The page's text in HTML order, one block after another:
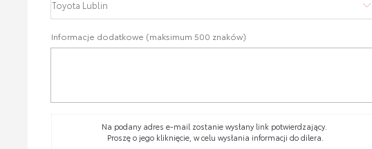
Informacje dodatkowe (maksimum 500 znaków)
Na podany adres e-mail zostanie wysłany link potwierdzający.
Proszę o jego kliknięcie, w celu wysłania informacji do dilera.